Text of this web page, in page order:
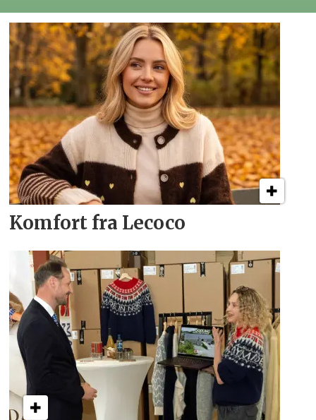
Komfort fra Lecoco